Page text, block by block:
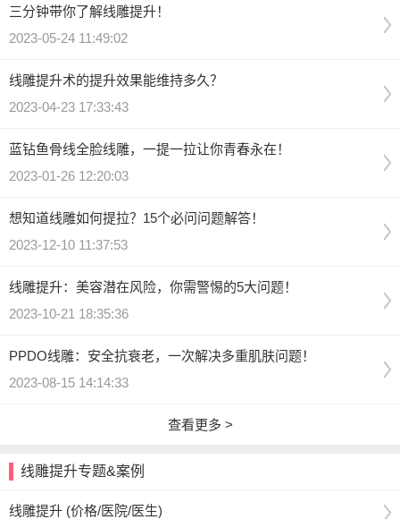
三分钟带你了解线雕提升！
2023-05-24 11:49:02
线雕提升术的提升效果能维持多久？
2023-04-23 17:33:43
蓝钻鱼骨线全脸线雕，一提一拉让你青春永在！
2023-01-26 12:20:03
想知道线雕如何提拉？15个必问问题解答！
2023-12-10 11:37:53
线雕提升：美容潜在风险，你需警惕的5大问题！
2023-10-21 18:35:36
PPDO线雕：安全抗衰老，一次解决多重肌肤问题！
2023-08-15 14:14:33
查看更多 >
线雕提升专题&案例
线雕提升 (价格/医院/医生)